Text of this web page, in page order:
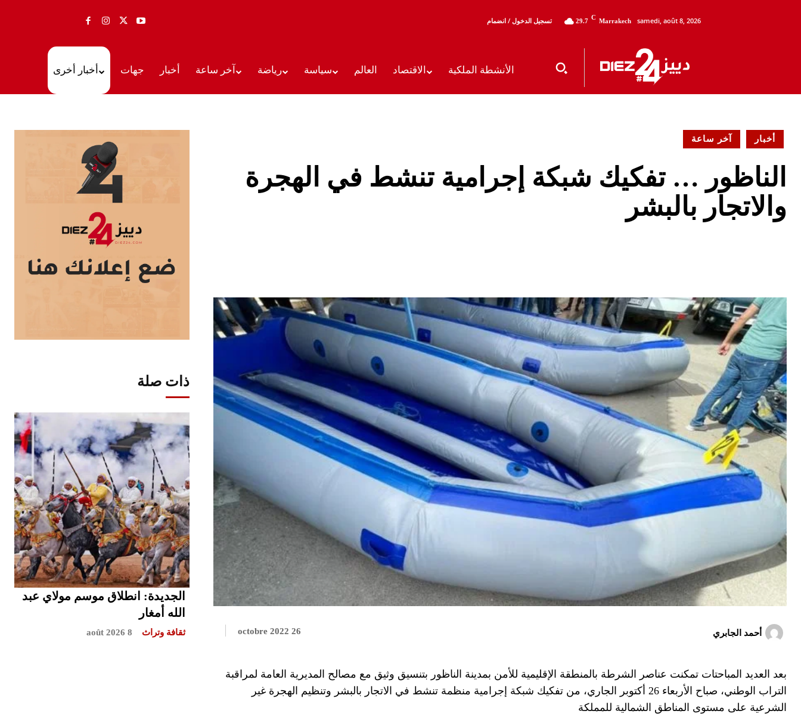
تسجيل الدخول / انضمام 29.7 C Marrakech samedi, août 8, 2026
أخبار أخرى جهات أخبار آخر ساعة رياضة سياسة العالم الاقتصاد الأنشطة الملكية
ذات صلة
الجديدة: انطلاق موسم مولاي عبد
الله أمغار
ثقافة وتراث 8 août 2026
آخر ساعة أخبار
الناظور … تفكيك شبكة إجرامية تنشط في الهجرة
والاتجار بالبشر
26 octobre 2022 أحمد الجابري
بعد العديد المباحتات تمكنت عناصر الشرطة بالمنطقة الإقليمية للأمن بمدينة الناظور بتنسيق وثيق مع مصالح المديرية العامة لمراقبة
التراب الوطني، صباح الأربعاء 26 أكتوبر الجاري، من تفكيك شبكة إجرامية منظمة تنشط في الاتجار بالبشر وتنظيم الهجرة غير
الشرعية على مستوى المناطق الشمالية للمملكة